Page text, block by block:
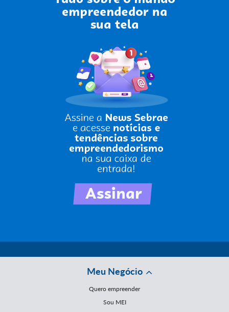
Meu Negócio
Quero empreender
Sou MEI